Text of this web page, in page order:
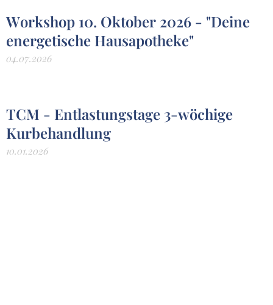
Workshop 10. Oktober 2026 - "Deine
energetische Hausapotheke"
04.07.2026
TCM - Entlastungstage 3-wöchige
Kurbehandlung
10.01.2026